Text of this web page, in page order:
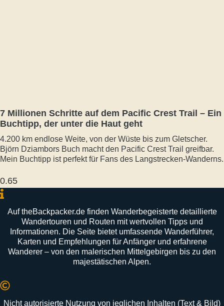
7 Millionen Schritte auf dem Pacific Crest Trail – Ein
Buchtipp, der unter die Haut geht
4.200 km endlose Weite, von der Wüste bis zum Gletscher.
Björn Dziambors Buch macht den Pacific Crest Trail greifbar.
Mein Buchtipp ist perfekt für Fans des Langstrecken-Wanderns.
Auf theBackpacker.de finden Wanderbegeisterte detaillierte
Wandertouren und Routen mit wertvollen Tipps und
Informationen. Die Seite bietet umfassende Wanderführer,
Karten und Empfehlungen für Anfänger und erfahrene
Wanderer – von den malerischen Mittelgebirgen bis zu den
majestätischen Alpen.
Nicht autorisierte Nutzung von jeglichen Inhalten (Text & Bild)